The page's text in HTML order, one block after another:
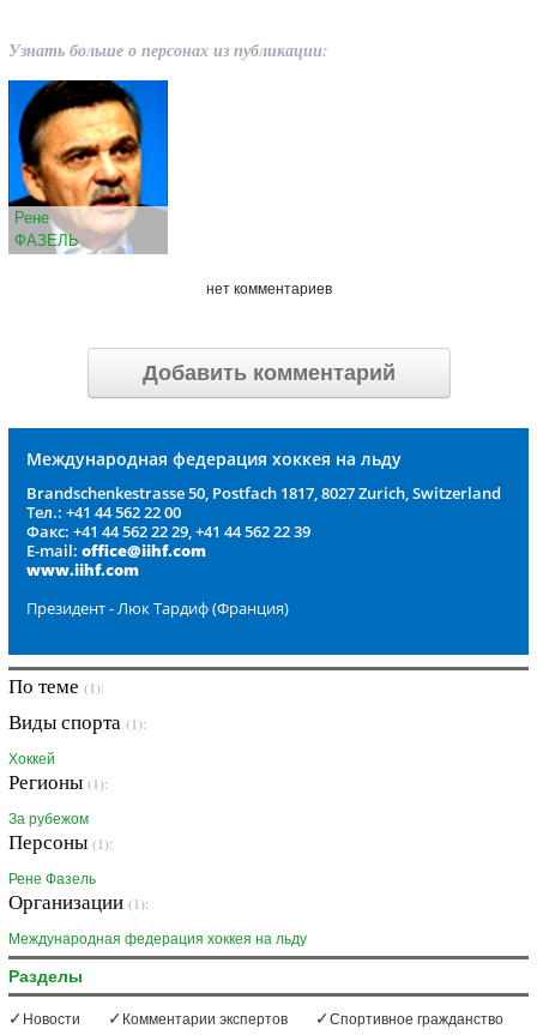
Узнать больше о персонах из публикации:
Рене
ФАЗЕЛЬ
нет комментариев
Добавить комментарий
Международная федерация хоккея на льду
Brandschenkestrasse 50, Postfach 1817, 8027 Zurich, Switzerland
Тел.: +41 44 562 22 00
Факс: +41 44 562 22 29, +41 44 562 22 39
E-mail: office@iihf.com
www.iihf.com
Президент - Люк Тардиф (Франция)
По теме (1):
Виды спорта (1):
Хоккей
Регионы (1):
За рубежом
Персоны (1):
Рене Фазель
Организации (1):
Международная федерация хоккея на льду
Разделы
Новости Комментарии экспертов Спортивное гражданство